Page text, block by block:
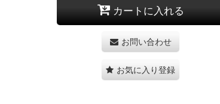
カートに入れる
お問い合わせ
お気に入り登録